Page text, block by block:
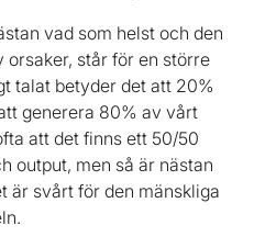
vad som helst och den
orsaker, står för en större
talat betyder det att 20%
generera 80% av vårt
att det finns ett 50/50
output, men så är nästan
är svårt för den mänskliga